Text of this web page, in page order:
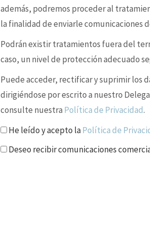
además, podremos proceder al
la finalidad de enviarle comunicaciones
Podrán existir tratamientos fuera del
caso, un nivel de protección adecuado
Puede acceder, rectificar y suprimir los
dirigiéndose por escrito a nuestro
consulte nuestra Política de Privacidad.
He leído y acepto laPolítica de
Deseo recibir comunicaciones